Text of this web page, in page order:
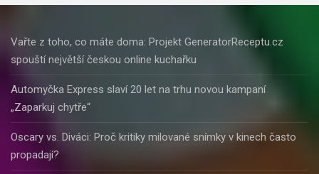
Vařte z toho, co máte doma: Projekt GeneratorReceptu.cz
spouští největší českou online kuchařku
Automyčka Express slaví 20 let na trhu novou kampaní
„Zaparkuj chytře“
Oscary vs. Diváci: Proč kritiky milované snímky v kinech často
propadají?